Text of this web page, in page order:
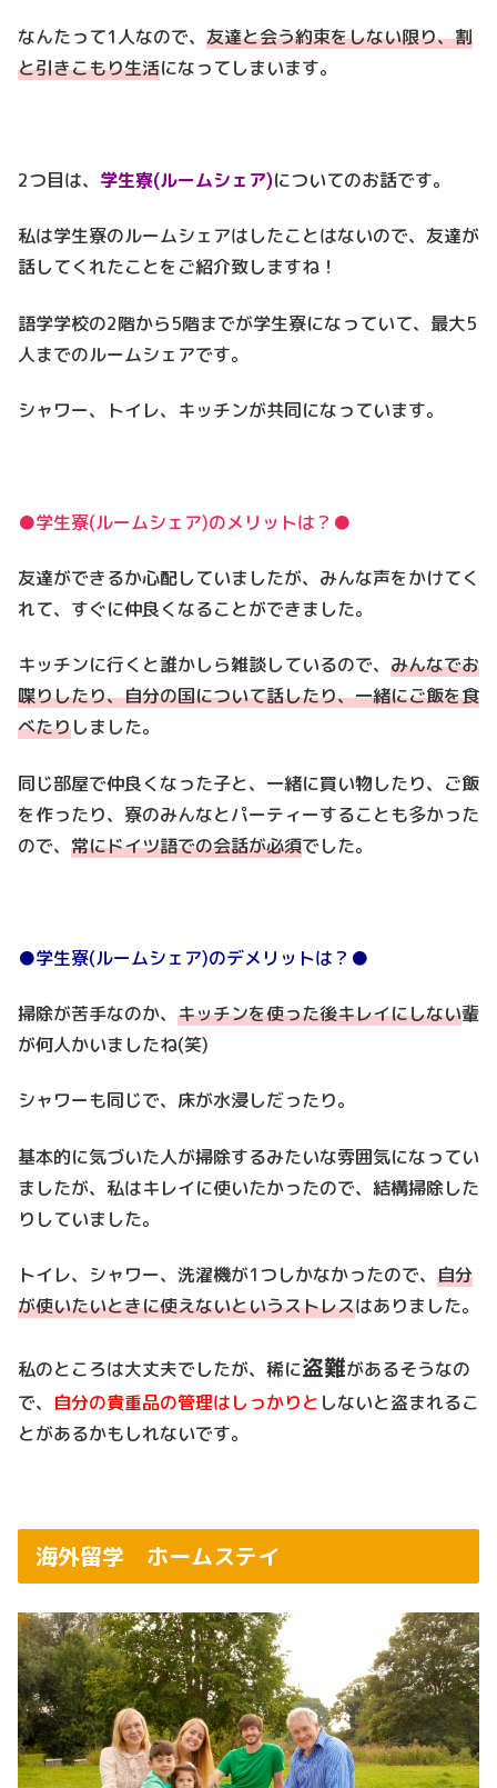
なんたって1人なので、 友達と会う約束をしない限り、割
と引きこもり生活になってしまいます。
2つ目は、 学生寮(ルームシェア)についてのお話です。
私は学生寮のルームシェアはしたことはないので、友達が
話してくれたことをご紹介致しますね！
語学学校の2階から5階までが学生寮になっていて、最大5
人までのルームシェアです。
シャワー、トイレ、キッチンが共同になっています。
●学生寮(ルームシェア)のメリットは？●
友達ができるか心配していましたが、みんな声をかけてく
れて、すぐに仲良くなることができました。
キッチンに行くと誰かしら雑談しているので、 みんなでお
喋りしたり、自分の国について話したり、一緒にご飯を食
べたりしました。
同じ部屋で仲良くなった子と、一緒に買い物したり、ご飯
を作ったり、寮のみんなとパーティーすることも多かった
ので、 常にドイツ語での会話が必須でした。
●学生寮(ルームシェア)のデメリットは？●
掃除が苦手なのか、 キッチンを使った後キレイにしない輩
が何人かいましたね(笑)
シャワーも同じで、床が水浸しだったり。
基本的に気づいた人が掃除するみたいな雰囲気になってい
ましたが、私はキレイに使いたかったので、結構掃除した
りしていました。
トイレ、シャワー、洗濯機が1つしかなかったので、 自分
が使いたいときに使えないというストレスはありました。
私のところは大丈夫でしたが、稀に盗難があるそうなの
で、 自分の貴重品の管理はしっかりと しないと盗まれるこ
とがあるかもしれないです。
海外留学 ホームステイ